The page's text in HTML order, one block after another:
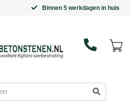
5 werkdagen in huis